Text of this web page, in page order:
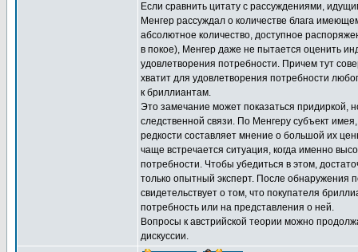
Если сравнить цитату с рассуждениями,
Менгер рассуждал о количестве блага
абсолютное количество, доступное
в покое), Менгер даже не пытается оценить
удовлетворения потребности. Причем тут
хватит для удовлетворения потребности
к бриллиантам.
Это замечание может показаться
следственной связи. По Менгеру субъект
редкости составляет мнение о большой их
чаще встречается ситуация, когда именно
потребности. Чтобы убедиться в этом,
только опытный эксперт. После обнаружения
свидетельствует о том, что покупателя
потребность или на представления о ней.
Вопросы к австрийской теории можно
дискуссии.